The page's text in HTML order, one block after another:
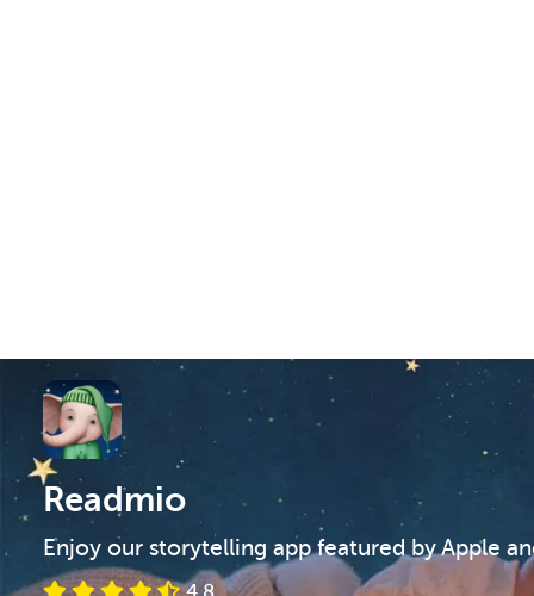
Readmio
Enjoy our storytelling app featured by Apple